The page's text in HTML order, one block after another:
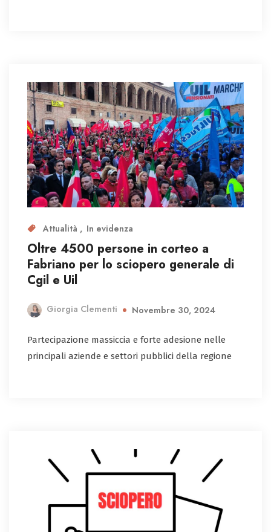
Attualità In evidenza
Oltre 4500 persone in corteo a
Fabriano per lo sciopero generale di
Cgil e Uil
Giorgia Clementi Novembre 30, 2024
Partecipazione massiccia e forte adesione nelle
principali aziende e settori pubblici della regione